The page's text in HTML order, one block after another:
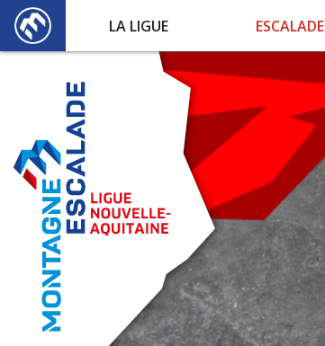
LA LIGUE ESCALADE